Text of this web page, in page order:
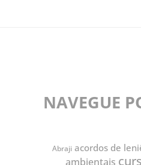
NAVEGUE
Abraji acordos de
ambientais